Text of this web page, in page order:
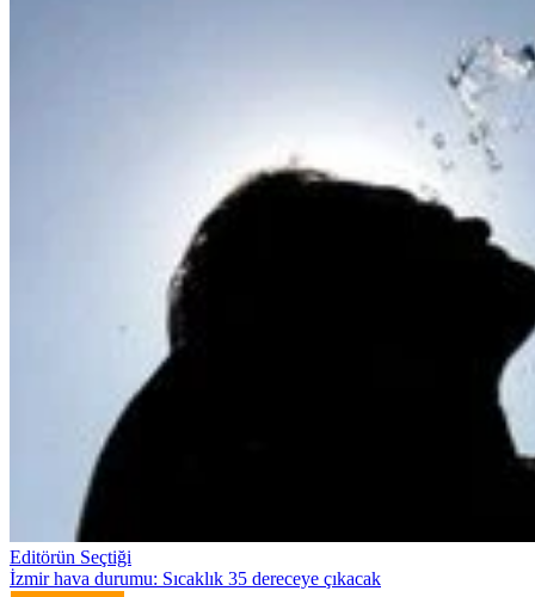
Editörün Seçtiği
İzmir hava durumu: Sıcaklık 35 dereceye çıkacak